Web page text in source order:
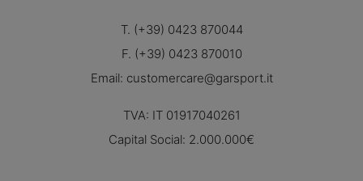
T. (+39) 0423 870044
F. (+39) 0423 870010
Email: customercare@garsport.it
TVA: IT 01917040261
Capital Social: 2.000.000€